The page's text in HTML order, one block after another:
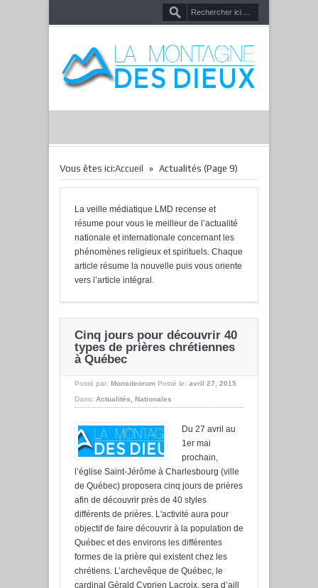
Vous êtes ici:Accueil » Actualités (Page 9)
La veille médiatique LMD recense et
résume pour vous le meilleur de l’actualité
nationale et internationale concernant les
phénomènes religieux et spirituels. Chaque
article résume la nouvelle puis vous oriente
vers l’article intégral.
Cinq jours pour découvrir 40
types de prières chrétiennes
à Québec
Posté par: Monsdeorum Posté le: avril 27, 2015
Dans: Actualités, Nationales
Du 27 avril au
1er mai
prochain,
l’église Saint-Jérôme à Charlesbourg (ville
de Québec) proposera cinq jours de prières
afin de découvrir près de 40 styles
différents de prières. L'activité aura pour
objectif de faire découvrir à la population de
Québec et des environs les différentes
formes de la prière qui existent chez les
chrétiens. L’archevêque de Québec, le
cardinal Gérald Cyprien Lacroix, sera d’aill